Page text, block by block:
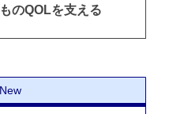
のQOLを支える